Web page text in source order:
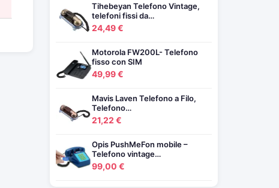
Tihebeyan Telefono Vintage,
telefoni fissi da…
24,49 €
Motorola FW200L- Telefono
fisso con SIM
49,99 €
Mavis Laven Telefono a Filo,
Telefono…
21,22 €
Opis PushMeFon mobile –
Telefono vintage…
99,00 €